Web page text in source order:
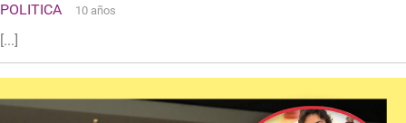
POLITICA 10 años
[...]